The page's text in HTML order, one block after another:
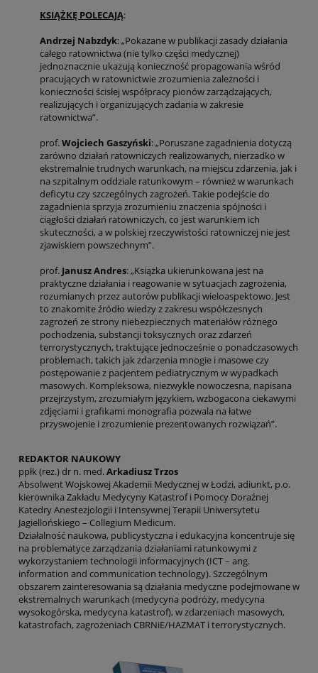
KSIĄŻKĘ POLECAJĄ:
Andrzej Nabzdyk: „Pokazane w publikacji zasady działania
całego ratownictwa (nie tylko części medycznej)
jednoznacznie ukazują konieczność propagowania wśród
pracujących w ratownic­twie zrozumienia zależności i
konieczności ścisłej współpracy pionów zarządzających,
realizujących i organizujących zadania w zakresie
ratownictwa”.
prof.Wojciech Gaszyński: „Poruszane zagad­nienia dotyczą
zarówno działań ratowniczych realizowanych, nierzadko w
ekstremalnie trudnych warunkach, na miejscu zdarzenia, jak i
na szpitalnym oddziale ratunkowym – również w warunkach
deficytu czy szczególnych zagrożeń. Takie podejście do
zagadnienia sprzyja zrozu­mieniu znaczenia spójności i
ciągłości działań ratowniczych, co jest warunkiem ich
skuteczności, a w polskiej rzeczywistości ratowniczej nie jest
zjawiskiem powszechnym”.
prof. Janusz Andres: „Książka ukierunkowana jest na
praktyczne działania i reagowanie w sytuacjach zagrożenia,
rozumianych przez autorów publikacji wieloaspektowo. Jest
to znakomite źródło wiedzy z zakresu współczesnych
zagrożeń ze strony niebezpiecznych materiałów różnego
pochodzenia, substancji toksycznych oraz zdarzeń
terrorystycz­nych, traktujące jednocześnie o ponadczasowych
problemach, takich jak zdarzenia mnogie i masowe czy
postępowanie z pacjentem pediatrycznym w wypadkach
masowych. Kompleksowa, niezwykle nowoczesna, napisana
przejrzystym, zrozumiałym językiem, wzbogacona ciekawymi
zdjęciami i grafi­kami monografia pozwala na łatwe
przyswojenie i zrozumienie prezentowanych rozwiązań”.
REDAKTOR NAUKOWY
ppłk (rez.) dr n. med.Arkadiusz Trzos
Absolwent Wojskowej Akademii Medycznej w Łodzi, adiunkt, p.o.
kierownika Zakładu Medycyny Katastrof i Pomocy Doraźnej
Katedry Anestezjo­logii i Intensywnej Terapii Uniwersytetu
Jagiellońskiego – Colle­gium Medicum.
Działalność naukowa, publicystyczna i edukacyjna koncentruje się
na problematyce zarządzania dzia­łaniami ratunkowymi z
wykorzystaniem technologii informacyjnych (ICT – ang.
information and commu­nication technology). Szczególnym
obszarem zain­teresowania są działania medyczne podejmowane w
ekstremalnych warunkach (medycyna podróży, medycyna
wysokogórska, medycyna katastrof), w zdarzeniach masowych,
katastrofach, zagroże­niach CBRNiE/HAZMAT i terrorystycznych.